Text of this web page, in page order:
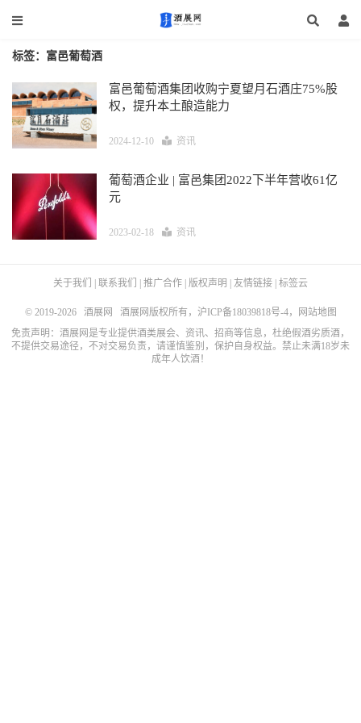
标签：富邑葡萄酒
富邑葡萄酒集团收购宁夏望月石酒庄75%股
权，提升本土酿造能力
2024-12-10 资讯
葡萄酒企业 | 富邑集团2022下半年营收61亿
元
2023-02-18 资讯
关于我们 联系我们 推广合作 版权声明 友情链接 标签云
© 2019-2026 酒展网 酒展网版权所有， 沪ICP备18039818号-4，
网站地图
免责声明：酒展网是专业提供酒类展会、资讯、招商等信息，杜绝假酒劣质酒，
不提供交易途径，不对交易负责，请谨慎鉴别，保护自身权益。禁止未满18岁未
成年人饮酒！